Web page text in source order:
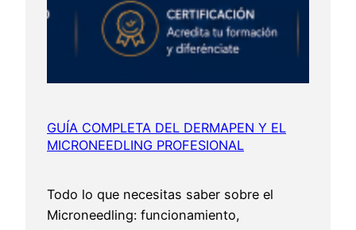
GUÍA COMPLETA DEL DERMAPEN Y EL
MICRONEEDLING PROFESIONAL
Todo lo que necesitas saber sobre el
Microneedling: funcionamiento,